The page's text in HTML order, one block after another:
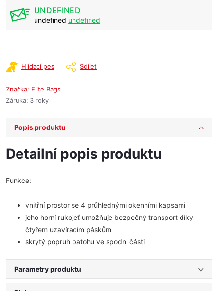
UNDEFINED
undefined undefined
Hlídací pes Sdílet
Značka: Elite Bags
Záruka: 3 roky
Popis produktu
Detailní popis produktu
Funkce:
vnitřní prostor se 4 průhlednými okenními kapsami
jeho horní rukojeť umožňuje bezpečný transport díky
čtyřem uzavíracím páskům
skrytý popruh batohu ve spodní části
Parametry produktu